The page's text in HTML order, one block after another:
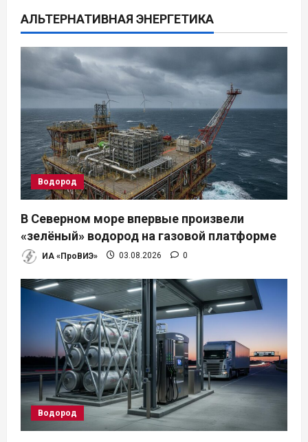
и
я
з
а
п
и
с
я
АЛЬТЕРНАТИВНАЯ ЭНЕРГЕТИКА
Водород
В Северном море впервые произвели
«зелёный» водород на газовой платформе
ИА «ПроВИЭ» 03.08.2026 0
Водород